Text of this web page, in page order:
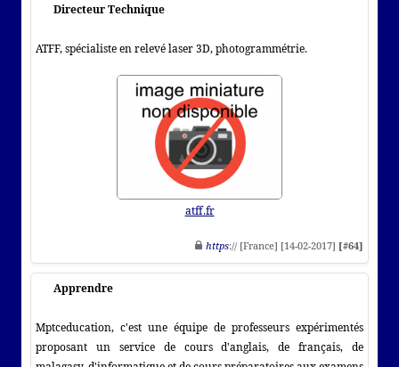
Directeur Technique
ATFF, spécialiste en relevé laser 3D, photogrammétrie.
atff.fr
https:// [France] [14-02-2017] [#64]
Apprendre
Mptceducation, c'est une équipe de professeurs expérimentés
proposant un service de cours d'anglais, de français, de